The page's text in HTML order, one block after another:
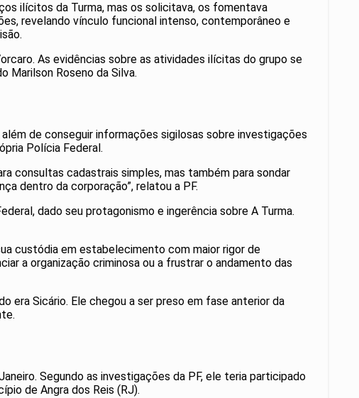
ilícitos da Turma, mas os solicitava, os fomentava
revelando vínculo funcional intenso, contemporâneo e
As evidências sobre as atividades ilícitas do grupo se
Marilson Roseno da Silva.
de conseguir informações sigilosas sobre investigações
Polícia Federal.
consultas cadastrais simples, mas também para sondar
dentro da corporação”, relatou a PF.
dado seu protagonismo e ingerência sobre A Turma.
custódia em estabelecimento com maior rigor de
a organização criminosa ou a frustrar o andamento das
era Sicário. Ele chegou a ser preso em fase anterior da
Segundo as investigações da PF, ele teria participado
de Angra dos Reis (RJ).